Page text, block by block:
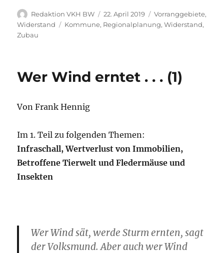
Autor
Redaktion VKH BW
Veröffentlicht
am
22. April 2019 Kategorien
Vorranggebiete,
Widerstand
Schlagwörter
Kommune, Regionalplanung,Widerstand,
Zubau
Wer Wind erntet . . . (1)
Von Frank Hennig
Im 1. Teil zu folgenden Themen:
Infraschall,Wertverlust von Immobilien,
Betroffene Tierwelt und Fledermäuse und
Insekten
Wer Wind sät, werde Sturm ernten, sagt
der Volksmund. Aber auch wer Wind